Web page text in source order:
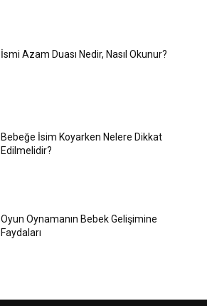
İsmi Azam Duası Nedir, Nasıl Okunur?
Bebeğe İsim Koyarken Nelere Dikkat
Edilmelidir?
Oyun Oynamanın Bebek Gelişimine
Faydaları